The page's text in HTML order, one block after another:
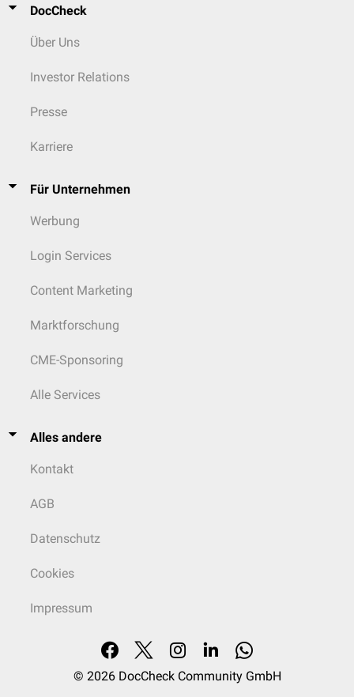
DocCheck
Über Uns
Investor Relations
Presse
Karriere
Für Unternehmen
Werbung
Login Services
Content Marketing
Marktforschung
CME-Sponsoring
Alle Services
Alles andere
Kontakt
AGB
Datenschutz
Cookies
Impressum
© 2026 DocCheck Community GmbH